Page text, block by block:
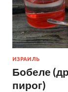
ИЗРАИЛЬ
Бобеле
пирог)